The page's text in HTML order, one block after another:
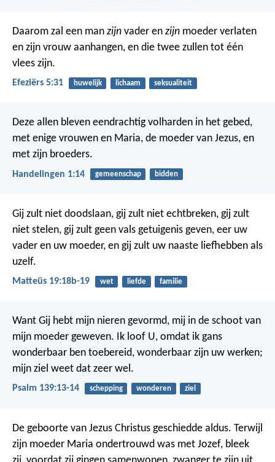
Daarom zal een man zijn vader en zijn moeder verlaten
en zijn vrouw aanhangen, en die twee zullen tot één
vlees zijn.
Efeziërs 5:31 huwelijk lichaam seksualiteit
Deze allen bleven eendrachtig volharden in het gebed,
met enige vrouwen en Maria, de moeder van Jezus, en
met zijn broeders.
Handelingen 1:14 gemeenschap bidden
Gij zult niet doodslaan, gij zult niet echtbreken, gij zult
niet stelen, gij zult geen vals getuigenis geven, eer uw
vader en uw moeder, en gij zult uw naaste liefhebben als
uzelf.
Matteüs 19:18b-19 wet liefde familie
Want Gij hebt mijn nieren gevormd, mij in de schoot van
mijn moeder geweven. Ik loof U, omdat ik gans
wonderbaar ben toebereid, wonderbaar zijn uw werken;
mijn ziel weet dat zeer wel.
Psalm 139:13-14 schepping wonderen ziel
De geboorte van Jezus Christus geschiedde aldus. Terwijl
zijn moeder Maria ondertrouwd was met Jozef, bleek